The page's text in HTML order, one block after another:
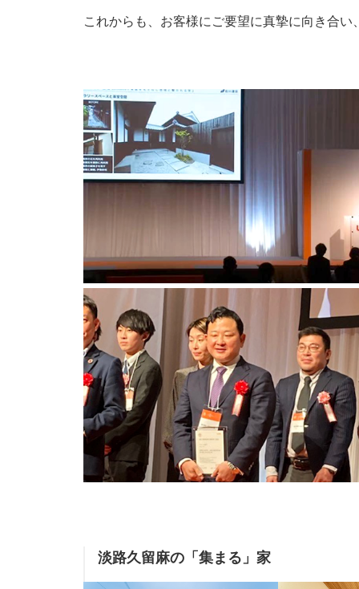
これからも、お客様にご要望に真摯に向き合
淡路久留麻の「集まる」家